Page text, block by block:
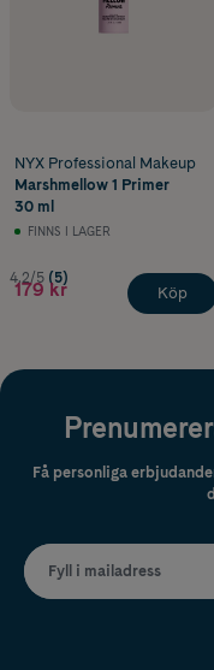
NYX Professional Makeup
Marshmellow 1 Primer
30 ml
FINNS I LAGER
4.2/5 (5)
179 kr Köp
Få personliga
Fyll i mailadress